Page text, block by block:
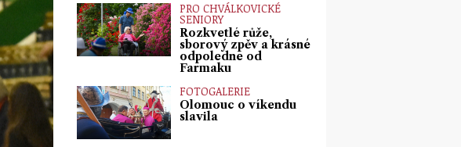
PRO CHVÁLKOVICKÉ
SENIORY
Rozkvetlé růže,
sborový zpěv a krásné
odpoledne od
Farmaku
FOTOGALERIE
Olomouc o víkendu
slavila